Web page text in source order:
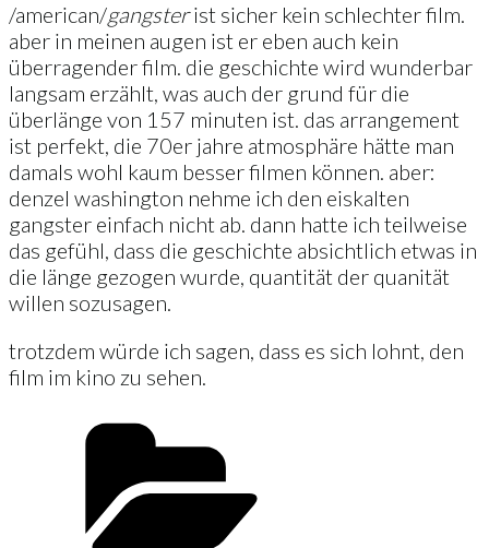
/american/gangsterist sicher kein schlechter film.
aber in meinen augen ist er eben auch kein
überragender film. die geschichte wird wunderbar
langsam erzählt, was auch der grund für die
überlänge von 157 minuten ist. das arrangement
ist perfekt, die 70er jahre atmosphäre hätte man
damals wohl kaum besser filmen können. aber:
denzel washington nehme ich den eiskalten
gangster einfach nicht ab. dann hatte ich teilweise
das gefühl, dass die geschichte absichtlich etwas in
die länge gezogen wurde, quantität der quanität
willen sozusagen.
trotzdem würde ich sagen, dass es sich lohnt, den
film im kino zu sehen.